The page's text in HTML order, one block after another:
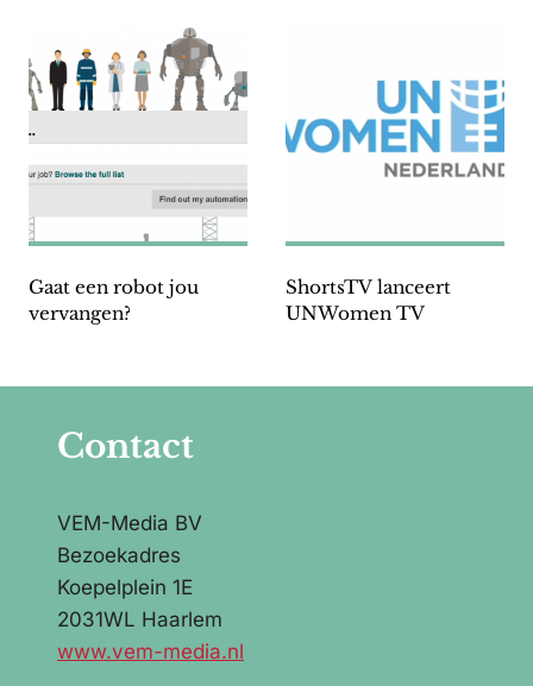
Gaat een robot jou
vervangen?
ShortsTV lanceert
UNWomen TV
Contact
VEM-Media BV
Bezoekadres
Koepelplein 1E
2031WL Haarlem
www.vem-media.nl